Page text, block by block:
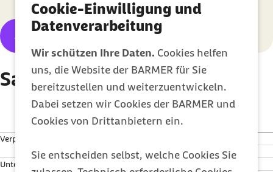
Cookie-Einwilligung und
Datenverarbeitung
Wir schützen Ihre Daten. Cookies helfen
uns, die Website der BARMER für Sie
bereitzustellen und weiterzuentwickeln.
Dabei setzen wir Cookies der BARMER und
Cookies von Drittanbietern ein.
Sie entscheiden selbst, welche Cookies Sie
Jetzt anmelden
Sachbezugswerte
2025
Verpflegung
11,10 €
333 € 11,50 €
345 €
Unterkunft